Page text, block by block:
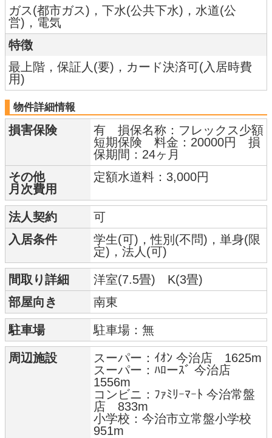
ガス(都市ガス)，下水(公共下水)，水道(公
営)，電気
特徴
最上階，保証人(要)，カード決済可(入居時費
用)
物件詳細情報
損害保険
有 損保名称：フレックス少額
短期保険 料金：20000円 損
保期間：24ヶ月
その他
月次費用
定額水道料：3,000円
法人契約
可
入居条件
学生(可)，性別(不問)，単身(限
定)，法人(可)
間取り詳細
洋室(7.5畳) K(3畳)
部屋向き
南東
駐車場 駐車場：無
周辺施設
スーパー：ｲｵﾝ 今治店 1625m
スーパー：ﾊﾛーｽﾞ 今治店
1556m
コンビニ：ﾌｧﾐﾘｰﾏｰﾄ 今治常盤
店 833m
小学校：今治市立常盤小学校
951m